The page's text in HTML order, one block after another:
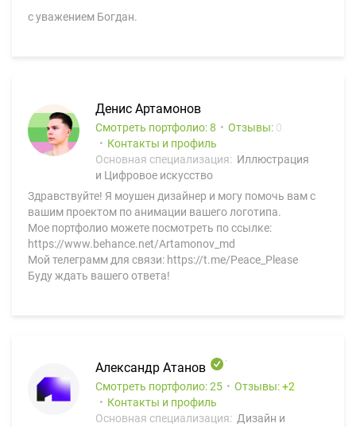
с уважением Богдан.
Денис Артамонов
Смотреть портфолио: 8 Отзывы: 0
Контакты и профиль
Основная специализация: Иллюстрация
и Цифровое искусство
Здравствуйте! Я моушен дизайнер и могу помочь вам с
вашим проектом по анимации вашего логотипа.
Мое портфолио можете посмотреть по ссылке:
https://www.behance.net/Artamonov_md
Мой телеграмм для связи: https://t.me/Peace_Please
Буду ждать вашего ответа!
Александр Атанов
Смотреть портфолио: 25 Отзывы:
2
Контакты и профиль
Основная специализация: Дизайн и